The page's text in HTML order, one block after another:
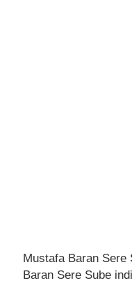
Mustafa Baran
Baran Sere Sube